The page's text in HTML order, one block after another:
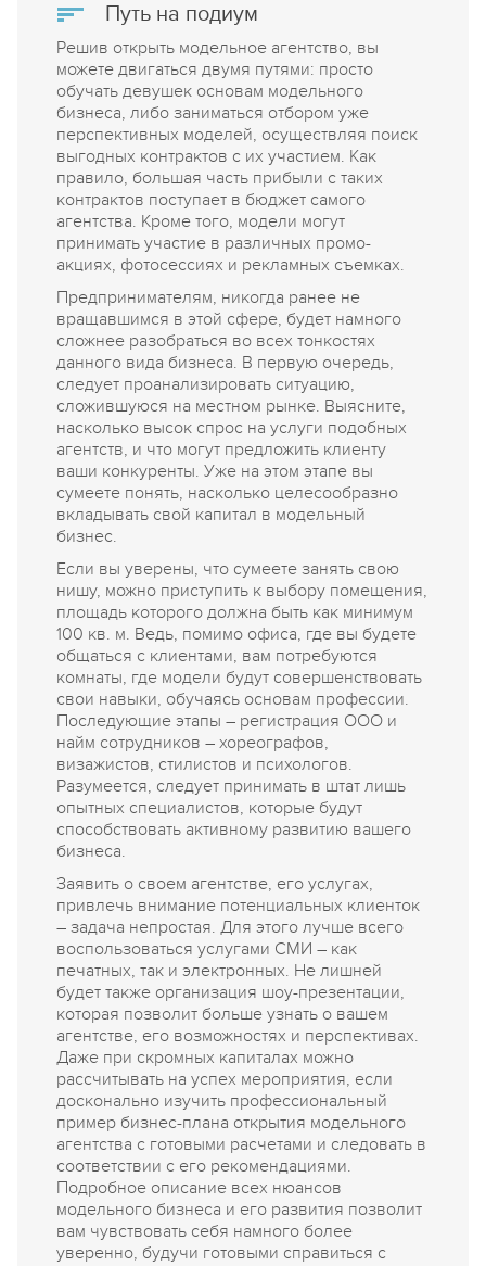
Путь на подиум
Решив открыть модельное агентство, вы
можете двигаться двумя путями: просто
обучать девушек основам модельного
бизнеса, либо заниматься отбором уже
перспективных моделей, осуществляя поиск
выгодных контрактов с их участием. Как
правило, большая часть прибыли с таких
контрактов поступает в бюджет самого
агентства. Кроме того, модели могут
принимать участие в различных промо-
акциях, фотосессиях и рекламных съемках.
Предпринимателям, никогда ранее не
вращавшимся в этой сфере, будет намного
сложнее разобраться во всех тонкостях
данного вида бизнеса. В первую очередь,
следует проанализировать ситуацию,
сложившуюся на местном рынке. Выясните,
насколько высок спрос на услуги подобных
агентств, и что могут предложить клиенту
ваши конкуренты. Уже на этом этапе вы
сумеете понять, насколько целесообразно
вкладывать свой капитал в модельный
бизнес.
Если вы уверены, что сумеете занять свою
нишу, можно приступить к выбору помещения,
площадь которого должна быть как минимум
100 кв. м. Ведь, помимо офиса, где вы будете
общаться с клиентами, вам потребуются
комнаты, где модели будут совершенствовать
свои навыки, обучаясь основам профессии.
Последующие этапы – регистрация ООО и
найм сотрудников – хореографов,
визажистов, стилистов и психологов.
Разумеется, следует принимать в штат лишь
опытных специалистов, которые будут
способствовать активному развитию вашего
бизнеса.
Заявить о своем агентстве, его услугах,
привлечь внимание потенциальных клиенток
– задача непростая. Для этого лучше всего
воспользоваться услугами СМИ – как
печатных, так и электронных. Не лишней
будет также организация шоу-презентации,
которая позволит больше узнать о вашем
агентстве, его возможностях и перспективах.
Даже при скромных капиталах можно
рассчитывать на успех мероприятия, если
досконально изучить профессиональный
пример бизнес-плана открытия модельного
агентства с готовыми расчетами и следовать в
соответствии с его рекомендациями.
Подробное описание всех нюансов
модельного бизнеса и его развития позволит
вам чувствовать себя намного более
уверенно, будучи готовыми справиться с